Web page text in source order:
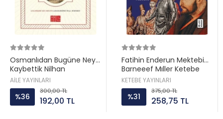
Osmanlıdan Bugüne Neyi
Kaybettik Nilhan
Osmanoğlu Aile yayın
AİLE YAYINLARI
%36
300,00 TL
192,00 TL
Fatihin Enderun Mektebi
Barneeef Mıller Ketebe
KETEBE YAYINLARI
%31
375,00 TL
258,75 TL